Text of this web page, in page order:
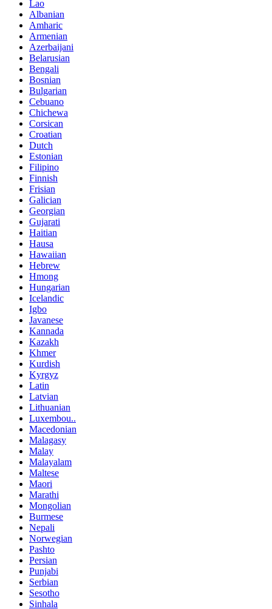
Lao
Albanian
Amharic
Armenian
Azerbaijani
Belarusian
Bengali
Bosnian
Bulgarian
Cebuano
Chichewa
Corsican
Croatian
Dutch
Estonian
Filipino
Finnish
Frisian
Galician
Georgian
Gujarati
Haitian
Hausa
Hawaiian
Hebrew
Hmong
Hungarian
Icelandic
Igbo
Javanese
Kannada
Kazakh
Khmer
Kurdish
Kyrgyz
Latin
Latvian
Lithuanian
Luxembou..
Macedonian
Malagasy
Malay
Malayalam
Maltese
Maori
Marathi
Mongolian
Burmese
Nepali
Norwegian
Pashto
Persian
Punjabi
Serbian
Sesotho
Sinhala